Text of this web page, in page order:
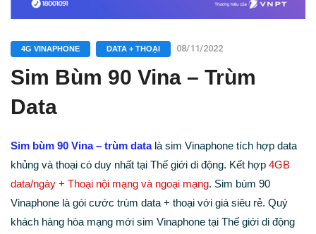
4G VINAPHONE DATA + THOẠI 08/11/2022
Sim Bùm 90 Vina – Trùm
Data
Sim bùm 90 Vina – trùm datalà sim Vinaphone tích hợp data
khủng và thoại có duy nhất tại Thế giới di động. Kết hợp 4GB
data/ngày + Thoại nội mạng và ngoại mạng. Sim bùm 90
Vinaphone là gói cước trùm data + thoại với giá siêu rẻ. Quý
khách hàng hòa mạng mới sim Vinaphone tại Thế giới di động